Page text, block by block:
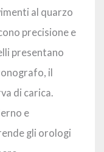
al quarzo
precisione e
presentano
il
di carica.
e
gli orologi